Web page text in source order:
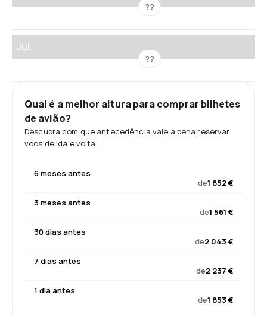
??
Jul.
??
Qual é a melhor altura para comprar bilhetes
de avião?
Descubra com que antecedência vale a pena reservar
voos de ida e volta.
6 meses antes
de1 852 €
3 meses antes
de1 561 €
30 dias antes
de2 043 €
7 dias antes
de2 237 €
1 dia antes
de1 853 €